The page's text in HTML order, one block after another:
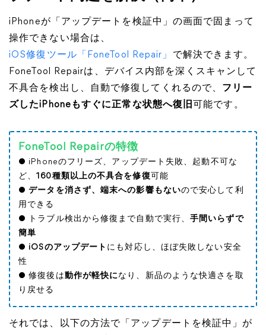
iPhoneが「アップデートを検証中」の画面で固まって
操作できない場合は、
iOS修復ツール「FoneTool Repair」 で解決できます。
FoneTool Repairは、デバイス内部を深くスキャンして
不具合を検出し、自動で修復してくれるので、 フリー
ズしたiPhoneもすぐに正常な状態へ復旧 可能です。
FoneTool Repairの特徴
● iPhoneのフリーズ、アップデート失敗、起動不可な
ど、160種類以上の不具合を修復 可能
●データを消さず、端末への影響もないので安心して利
用できる
● トラブル検出から修復まで自動で実行、 手間いらずで
簡単
● iOSのアップデート にも対応し、ほぼ失敗しない安全
性
● 修復後は動作が軽快になり、新品のような快適さを取
り戻せる
それでは、以下の方法で「アップデートを検証中」が